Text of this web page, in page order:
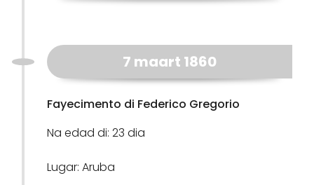
7 maart 1860
Fayecimento di Federico Gregorio
Na edad di: 23 dia
Lugar: Aruba